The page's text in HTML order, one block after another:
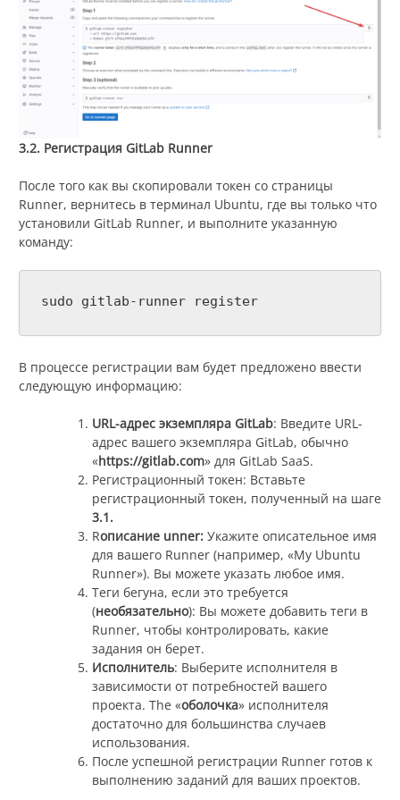
3.2. Регистрация GitLab Runner
После того как вы скопировали токен со страницы
Runner, вернитесь в терминал Ubuntu, где вы только что
установили GitLab Runner, и выполните указанную
команду:
sudo gitlab-runner register
В процессе регистрации вам будет предложено ввести
следующую информацию:
URL-адрес экземпляра GitLab: Введите URL-
адрес вашего экземпляра GitLab, обычно
«https://gitlab.com» для GitLab SaaS.
Регистрационный токен: Вставьте
регистрационный токен, полученный на шаге
3.1.
Rописание unner: Укажите описательное имя
для вашего Runner (например, «My Ubuntu
Runner»). Вы можете указать любое имя.
Теги бегуна, если это требуется
(необязательно): Вы можете добавить теги в
Runner, чтобы контролировать, какие
задания он берет.
Исполнитель: Выберите исполнителя в
зависимости от потребностей вашего
проекта. The «оболочка» исполнителя
достаточно для большинства случаев
использования.
После успешной регистрации Runner готов к
выполнению заданий для ваших проектов.